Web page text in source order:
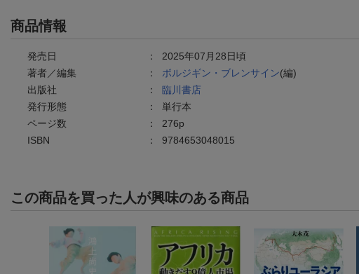
商品情報
発売日 ： 2025年07月28日頃
著者／編集
： ボルジギン・ブレンサイン(編)
出版社
： 臨川書店
発行形態
： 単行本
ページ数
： 276p
ISBN
： 9784653048015
この商品を買った人が興味のある商品